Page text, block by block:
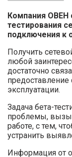
Компания ОВЕН
тестирования
подключения к
Получить
любой
достаточно
предоставление
эксплуатации.
Задача бета-
проблемы,
работе, с тем,
устранить
Информация от